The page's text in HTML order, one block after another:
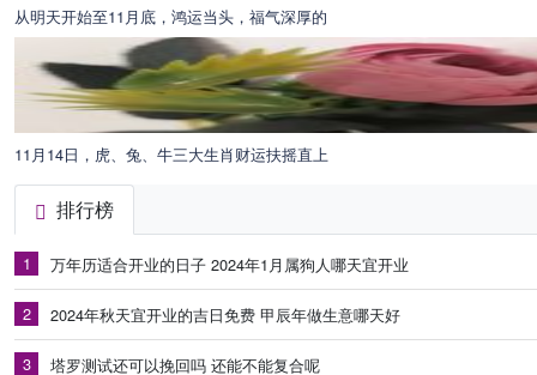
从明天开始至11月底，鸿运当头，福气深厚的
11月14日，虎、兔、牛三大生肖财运扶摇直上
排行榜
1 万年历适合开业的日子 2024年1月属狗人哪天宜开业
2 2024年秋天宜开业的吉日免费 甲辰年做生意哪天好
3 塔罗测试还可以挽回吗 还能不能复合呢